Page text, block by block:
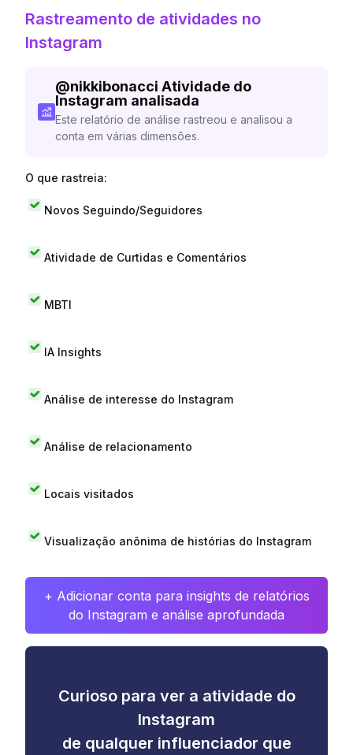
Rastreamento de atividades no
Instagram
@nikkibonacci Atividade do
Instagram analisada
Este relatório de análise rastreou e analisou a
conta em várias dimensões.
O que rastreia:
Novos Seguindo/Seguidores
Atividade de Curtidas e Comentários
MBTI
IA Insights
Análise de interesse do Instagram
Análise de relacionamento
Locais visitados
Visualização anônima de histórias do Instagram
+ Adicionar conta para insights de relatórios
do Instagram e análise aprofundada
Curioso para ver a atividade do
Instagram
de qualquer influenciador que